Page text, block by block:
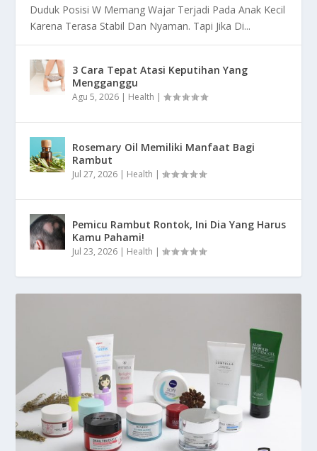
Duduk Posisi W Memang Wajar Terjadi Pada Anak Kecil
Karena Terasa Stabil Dan Nyaman. Tapi Jika Di...
3 Cara Tepat Atasi Keputihan Yang
Mengganggu
Agu 5, 2026 | Health |
Rosemary Oil Memiliki Manfaat Bagi
Rambut
Jul 27, 2026 | Health |
Pemicu Rambut Rontok, Ini Dia Yang Harus
Kamu Pahami!
Jul 23, 2026 | Health |